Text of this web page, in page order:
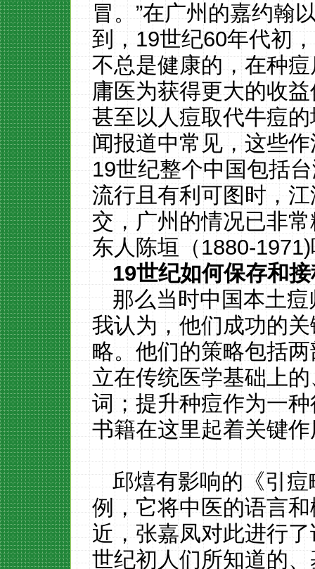
冒。”在广州的嘉约翰
到，19世纪60年代初
不总是健康的，在种
庸医为获得更大的收
甚至以人痘取代牛痘
闻报道中常见，这些
19世纪整个中国包括
流行且有利可图时，
交，广州的情况已非
东人陈垣（1880-
19世纪如何保存和
那么当时中国本土
我认为，他们成功的
略。他们的策略包括
立在传统医学基础上
词；提升种痘作为一
书籍在这里起着关键
邱熺有影响的《引
例，它将中医的语言
近，张嘉凤对此进行
世纪初人们所知道的